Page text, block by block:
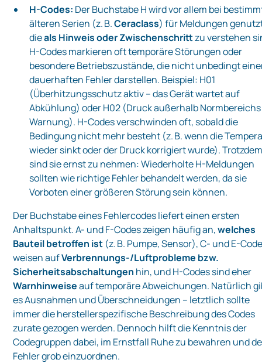
H-Codes: Der Buchstabe H wird vor allem bei
älteren Serien (z. B.Ceraclass) für Meldungen
dieals Hinweis oder Zwischenschrittzu verstehen
H-Codes markieren oft temporäre Störungen oder
besondere Betriebszustände, die nicht unbedingt
dauerhaften Fehler darstellen. Beispiel: H01
(Überhitzungsschutz aktiv – das Gerät wartet auf
Abkühlung) oder H02 (Druck außerhalb
Warnung). H-Codes verschwinden oft, sobald die
Bedingung nicht mehr besteht (z. B. wenn die
wieder sinkt oder der Druck korrigiert wurde).
sind sie ernst zu nehmen: Wiederholte H-Meldungen
sollten wie richtige Fehler behandelt werden, da sie
Vorboten einer größeren Störung sein können.
Der Buchstabe eines Fehlercodes liefert einen ersten
Anhaltspunkt. A- und F-Codes zeigen häufig an,welches
Bauteil betroffen ist (z. B. Pumpe, Sensor), C- und E-
weisen aufVerbrennungs-/Luftprobleme bzw.
Sicherheitsabschaltungen hin, und H-Codes sind eher
Warnhinweiseauf temporäre Abweichungen. Natürlich
es Ausnahmen und Überschneidungen – letztlich sollte
immer die herstellerspezifische Beschreibung des Codes
zurate gezogen werden. Dennoch hilft die Kenntnis der
Codegruppen dabei, im Ernstfall Ruhe zu bewahren und
Fehler grob einzuordnen.